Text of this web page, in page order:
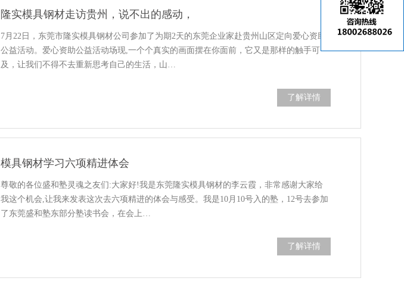
隆实模具钢材走访贵州，说不出的感动，
7月22日，东莞市隆实模具钢材公司参加了为期2天的东莞企业家赴贵州山区定向爱心资助
公益活动。爱心资助公益活动场现,一个个真实的画面摆在你面前，它又是那样的触手可
及，让我们不得不去重新思考自己的生活，山…
了解详情
模具钢材学习六项精进体会
尊敬的各位盛和塾灵魂之友们:大家好!我是东莞隆实模具钢材的李云霞，非常感谢大家给
我这个机会,让我来发表这次去六项精进的体会与感受。我是10月10号入的塾，12号去参加
了东莞盛和塾东部分塾读书会，在会上…
了解详情